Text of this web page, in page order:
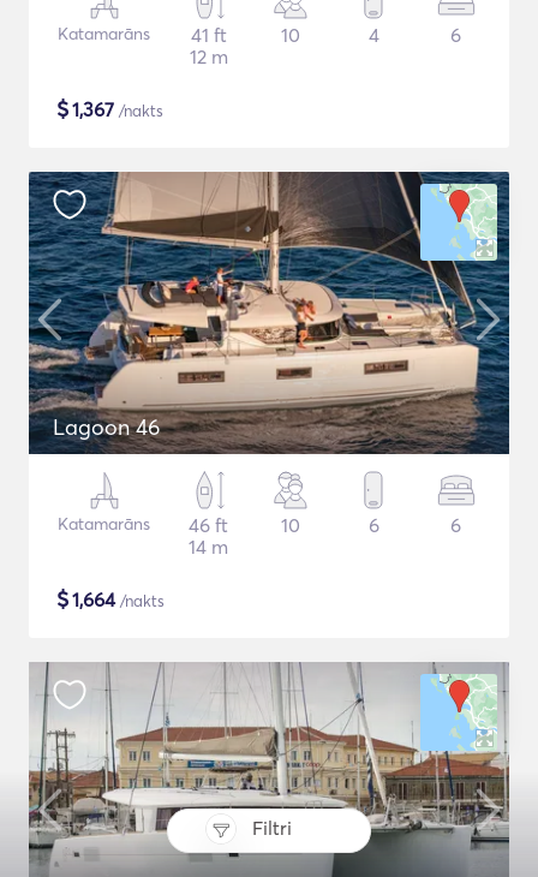
Filtri
Katamarāns
41 ft
12 m
10 4 6
$1,367 /nakts
Lagoon 46
Katamarāns
46 ft
14 m
10 6 6
$1,664/nakts